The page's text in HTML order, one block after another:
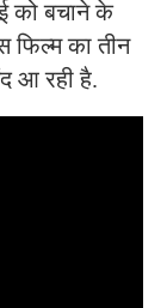
को बचाने के
फिल्म का तीन
आ रही है.